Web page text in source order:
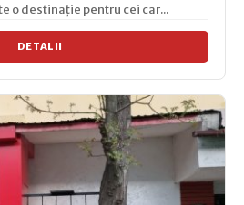
o destinație pentru cei car...
DETALII